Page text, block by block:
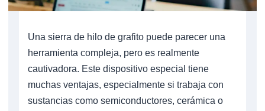
Una sierra de hilo de grafito puede parecer una
herramienta compleja, pero es realmente
cautivadora. Este dispositivo especial tiene
muchas ventajas, especialmente si trabaja con
sustancias como semiconductores, cerámica o